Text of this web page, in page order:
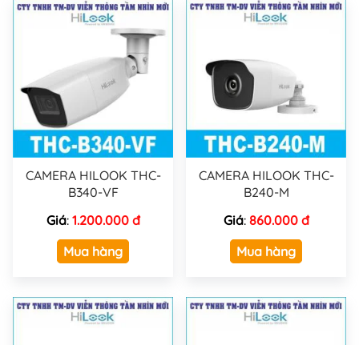
CAMERA HILOOK THC-
B340-VF
Giá: 1.200.000 đ
Mua hàng
CAMERA HILOOK THC-
B240-M
Giá: 860.000 đ
Mua hàng